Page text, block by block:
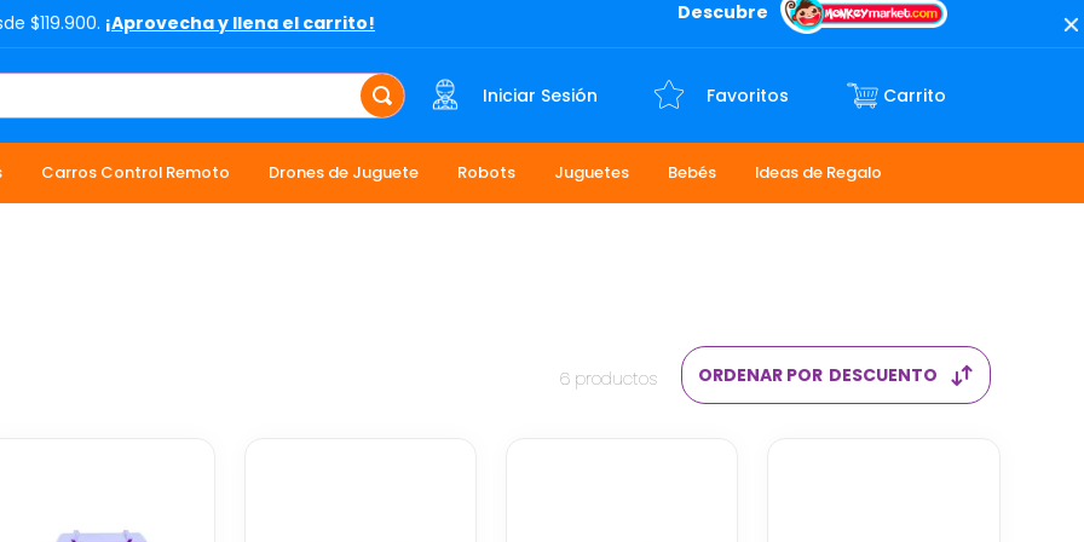
$119.900. ¡Aprovecha y llena el carrito! Descubre
Iniciar Sesión Favoritos
Carros Control Remoto Drones de Juguete Robots Juguetes Bebés Ideas de Regalo
6 productos ORDENAR POR DESCUENTO